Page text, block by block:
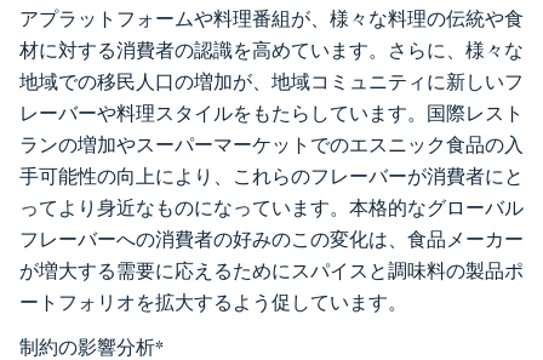
アプラットフォームや料理番組が、様々な料理の伝統や食
材に対する消費者の認識を高めています。さらに、様々な
地域での移民人口の増加が、地域コミュニティに新しいフ
レーバーや料理スタイルをもたらしています。国際レスト
ランの増加やスーパーマーケットでのエスニック食品の入
手可能性の向上により、これらのフレーバーが消費者にと
ってより身近なものになっています。本格的なグローバル
フレーバーへの消費者の好みのこの変化は、食品メーカー
が増大する需要に応えるためにスパイスと調味料の製品ポ
ートフォリオを拡大するよう促しています。
制約の影響分析*